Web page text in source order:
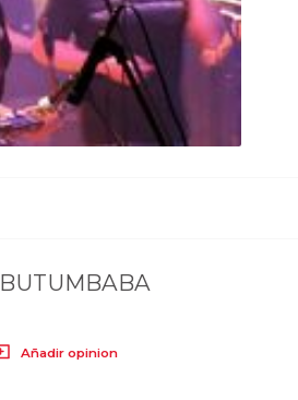
BUTUMBABA
Añadir opinion